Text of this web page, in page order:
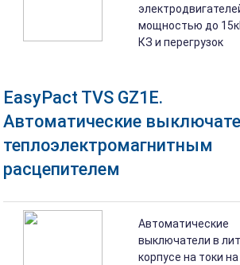
EasyPact TVS GZ1E.
Автоматические
теплоэлектромагнитным
расцепителем
мощностью до
КЗ и перегрузок
Автоматические
выключатели в
корпусе на токи